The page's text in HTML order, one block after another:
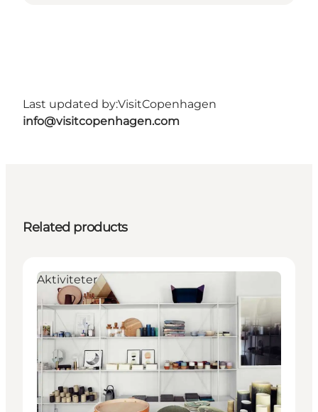
Last updated by:VisitCopenhagen
info@visitcopenhagen.com
Related products
Aktiviteter